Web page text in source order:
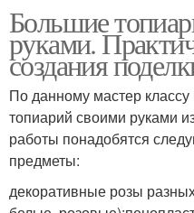
Большие
руками.
создания
По данному мастер
топиарий своими руками
работы понадобятся
предметы:
декоративные розы